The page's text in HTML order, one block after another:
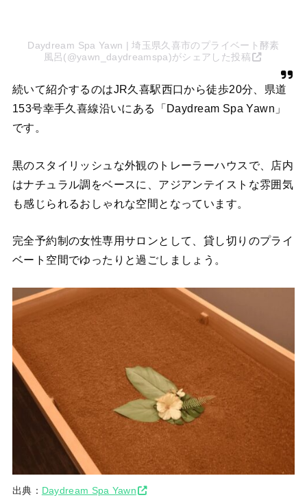
Daydream Spa Yawn | 埼玉県久喜市のプライベート酵素
風呂(@yawn_daydreamspa)がシェアした投稿
続いて紹介するのはJR久喜駅西口から徒歩20分、県道
153号幸手久喜線沿いにある「Daydream Spa Yawn」
です。
黒のスタイリッシュな外観のトレーラーハウスで、店内
はナチュラル調をベースに、アジアンテイストな雰囲気
も感じられるおしゃれな空間となっています。
完全予約制の女性専用サロンとして、貸し切りのプライ
ベート空間でゆったりと過ごしましょう。
出典： Daydream Spa Yawn